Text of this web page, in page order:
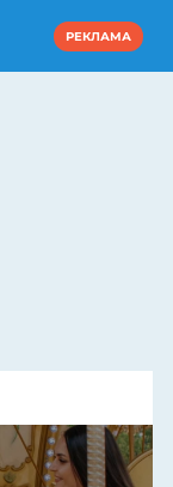
РЕКЛАМА